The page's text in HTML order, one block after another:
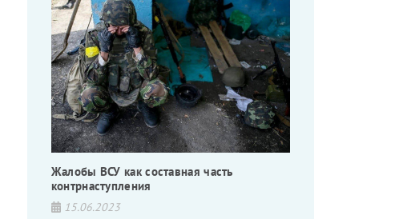
Жалобы ВСУ как составная часть
контрнаступления
15.06.2023